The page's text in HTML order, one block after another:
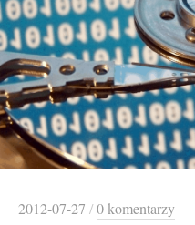
2012-07-27 /0 komentarzy